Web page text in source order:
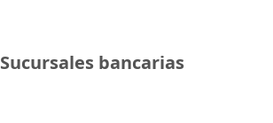
Sucursales bancarias